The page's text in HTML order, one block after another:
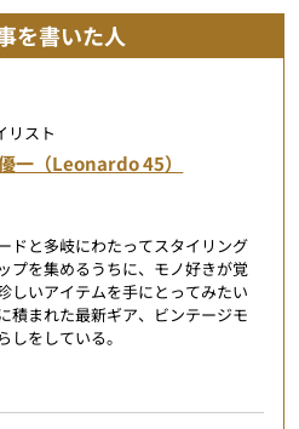
を書いた人
リスト
一（Leonardo 45）
ドと多岐にわたってスタイリング
プを集めるうちに、モノ好きが覚
しいアイテムを手にとってみたい
積まれた最新ギア、ビンテージモ
しをしている。